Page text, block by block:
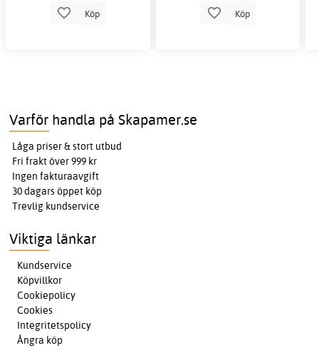
Köp Köp
Varför handla på Skapamer.se
Låga priser & stort utbud
Fri frakt över 999 kr
Ingen fakturaavgift
30 dagars öppet köp
Trevlig kundservice
Viktiga länkar
Kundservice
Köpvillkor
Cookiepolicy
Cookies
Integritetspolicy
Ångra köp